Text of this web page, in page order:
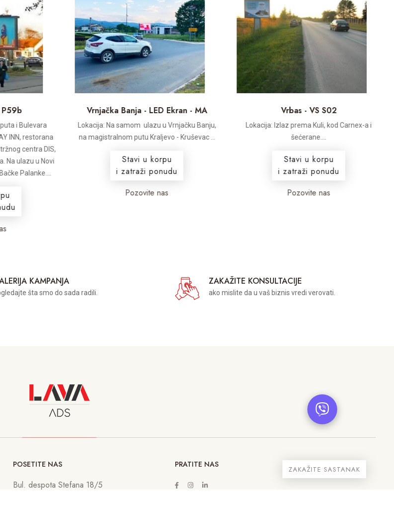
i Bulevara
INN, restorana
centra DIS,
Na ulazu u Novi
Palanke....
Vrnjačka Banja - LED Ekran - MA
Lokacija: Na samom ulazu u Vrnjačku Banju,
na magistralnom putu Kraljevo - Kruševac ...
Stavi u korpu
i zatraži ponudu
Pozovite nas
Vrbas - VS S02
Lokacija: Izlaz prema Kuli, kod Carnex-a i
šećerane....
Stavi u korpu
i zatraži ponudu
Pozovite nas
KAMPANJA
šta smo do sada radili.
ZAKAŽITE KONSULTACIJE
ako mislite da u vaš biznis vredi verovati.
POSETITE NAS
Bul. despota Stefana 18/5
PRATITE NAS
ZAKAŽITE SASTANAK